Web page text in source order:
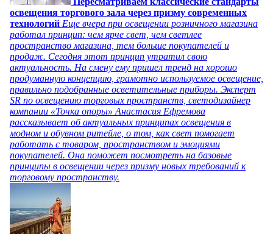
освещения торгового зала через призму современных
технологий Еще вчера при освещении розничного магазина
работал принцип: чем ярче свет, чем светлее
пространство магазина, тем больше покупателей и
продаж. Сегодня этот принцип утратил свою
актуальность. На смену ему пришел тренд на хорошо
продуманную концепцию, грамотно используемое освещение,
правильно подобранные осветительные приборы. Эксперт
SR по освещению торговых пространств, светодизайнер
компании «Точка опоры» Анастасия Ефремова
рассказывает об актуальных принципах освещения в
модном и обувном ритейле, о том, как свет помогает
работать с товаром, пространством и эмоциями
покупателей. Она поможет посмотреть на базовые
принципы в освещении через призму новых требований к
торговому пространству.